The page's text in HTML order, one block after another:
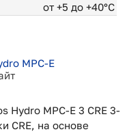
от +5 до +40°С
MPC-E
Hydro MPC-E 3 CRE 3-
CRE, на основе